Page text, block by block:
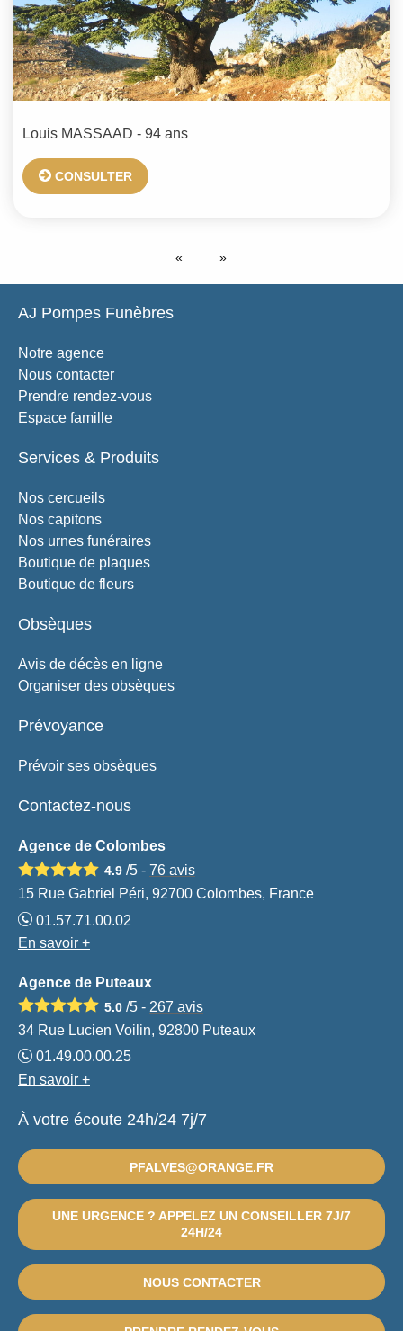
Louis MASSAAD - 94 ans
CONSULTER
AJ Pompes Funèbres
Notre agence
Nous contacter
Prendre rendez-vous
Espace famille
Services & Produits
Nos cercueils
Nos capitons
Nos urnes funéraires
Boutique de plaques
Boutique de fleurs
Obsèques
Avis de décès en ligne
Organiser des obsèques
Prévoyance
Prévoir ses obsèques
Contactez-nous
Agence de Colombes
4.9 /5 - 76 avis
15 Rue Gabriel Péri, 92700 Colombes, France
01.57.71.00.02
En savoir +
Agence de Puteaux
5.0 /5 - 267 avis
34 Rue Lucien Voilin, 92800 Puteaux
01.49.00.00.25
En savoir +
À votre écoute 24h/24 7j/7
PFALVES@ORANGE.FR
UNE URGENCE ? APPELEZ UN CONSEILLER 7J/7
24H/24
NOUS CONTACTER